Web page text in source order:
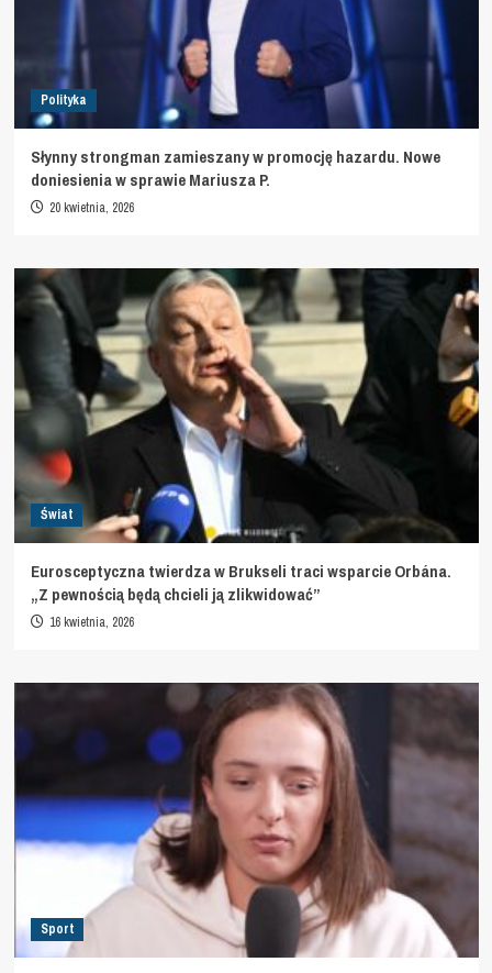
Polityka
Słynny strongman zamieszany w promocję hazardu. Nowe
doniesienia w sprawie Mariusza P.
20 kwietnia, 2026
Świat
Eurosceptyczna twierdza w Brukseli traci wsparcie Orbána.
„Z pewnością będą chcieli ją zlikwidować”
16 kwietnia, 2026
Sport